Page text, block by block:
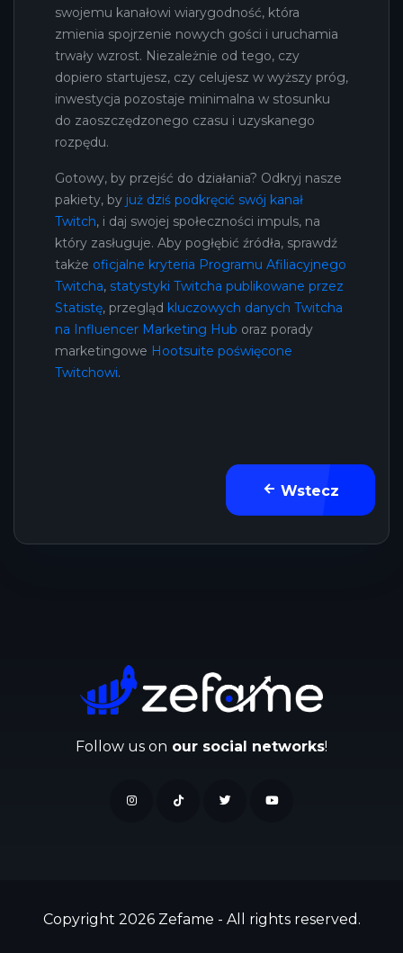
swojemu kanałowi wiarygodność, która
zmienia spojrzenie nowych gości i uruchamia
trwały wzrost. Niezależnie od tego, czy
dopiero startujesz, czy celujesz w wyższy próg,
inwestycja pozostaje minimalna w stosunku
do zaoszczędzonego czasu i uzyskanego
rozpędu.
Gotowy, by przejść do działania? Odkryj nasze
pakiety, by już dziś podkręcić swój kanał
Twitch, i daj swojej społeczności impuls, na
który zasługuje. Aby pogłębić źródła, sprawdź
także oficjalne kryteria Programu Afiliacyjnego
Twitcha, statystyki Twitcha publikowane przez
Statistę, przegląd kluczowych danych Twitcha
na Influencer Marketing Hub oraz porady
marketingowe Hootsuite poświęcone
Twitchowi.
Wstecz
Follow us on our social networks!
Copyright 2026 Zefame - All rights reserved.